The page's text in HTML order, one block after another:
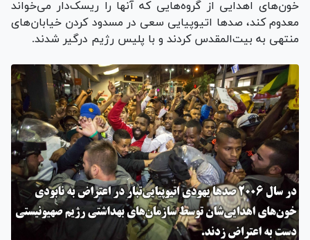
خون‌های اهدایی از گروه‌هایی که آنها را ریسک‌دار می‌خواند
معدوم کند، صدها اتیوپیایی سعی در مسدود کردن خیابان‌های
منتهی به بیت‌المقدس کردند و با پلیس رژیم درگیر شدند.